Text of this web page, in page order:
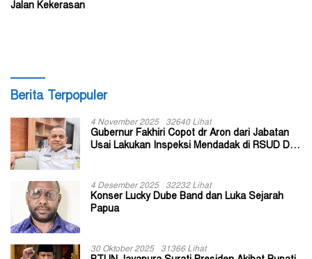
Jalan Kekerasan
Berita Terpopuler
4 November 2025 32640 Lihat
Gubernur Fakhiri Copot dr Aron dari Jabatan
Usai Lakukan Inspeksi Mendadak di RSUD Dok
4 Desember 2025 32232 Lihat
Konser Lucky Dube Band dan Luka Sejarah
Papua
30 Oktober 2025 31366 Lihat